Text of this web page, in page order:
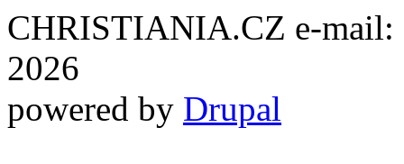
CHRISTIANIA.CZ e-mail:
2026
powered by Drupal